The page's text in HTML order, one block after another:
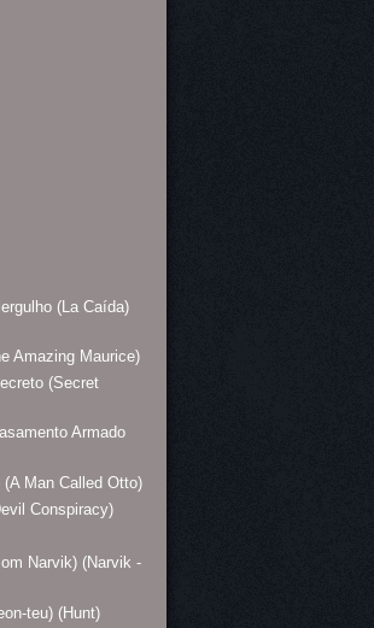
(La Caída)
Amazing Maurice)
(Secret
Armado
Man Called Otto)
Conspiracy)
Narvik) (Narvik -
teu) (Hunt)